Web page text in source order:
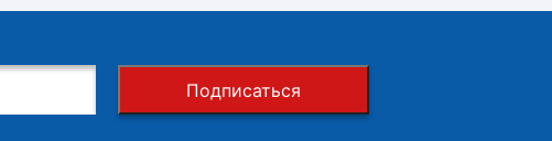
Подписаться